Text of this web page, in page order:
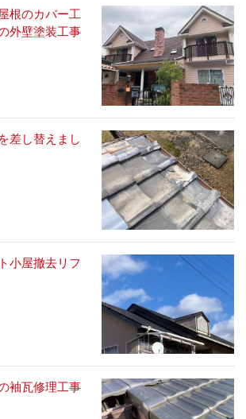
根のカバー工
外壁塗装工事
差し替えまし
小屋撤去リフ
袖瓦修理工事